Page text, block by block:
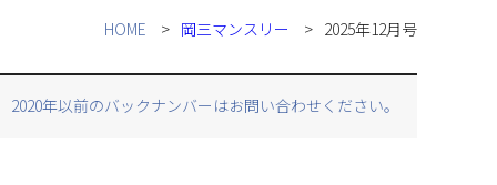
HOME 岡三マンスリー 2025年12月号
2020年以前のバックナンバーはお問い合わせください。